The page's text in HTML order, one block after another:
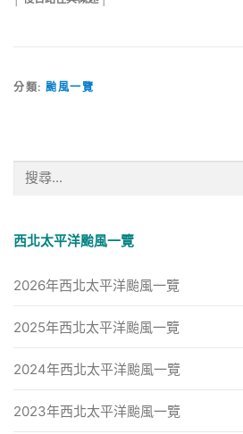
分類: 颱風一覽
字:
西北太平洋颱風一覽
2026年西北太平洋颱風一覽
2025年西北太平洋颱風一覽
2024年西北太平洋颱風一覽
2023年西北太平洋颱風一覽